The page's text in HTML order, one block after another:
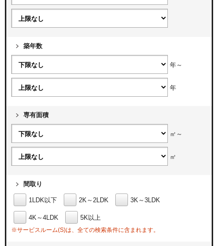
築年数
年～
年
専有面積
㎡～
㎡
間取り
1LDK以下 2K～2LDK 3K～3LDK
4K～4LDK 5K以上
※サービスルーム(S)は、全ての検索条件に含まれます。